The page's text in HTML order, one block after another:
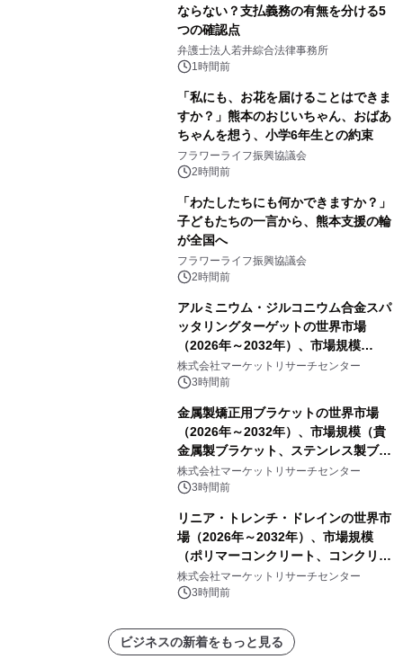
ならない？支払義務の有無を分ける5
つの確認点
弁護士法人若井綜合法律事務所
1時間前
「私にも、お花を届けることはできま
すか？」熊本のおじいちゃん、おばあ
ちゃんを想う、小学6年生との約束
フラワーライフ振興協議会
2時間前
「わたしたちにも何かできますか？」
子どもたちの一言から、熊本支援の輪
が全国へ
フラワーライフ振興協議会
2時間前
アルミニウム・ジルコニウム合金スパ
ッタリングターゲットの世界市場
（2026年～2032年）、市場規模
（0.995、0.999、その他）・分析レポ
ートを発表
株式会社マーケットリサーチセンター
3時間前
金属製矯正用ブラケットの世界市場
（2026年～2032年）、市場規模（貴
金属製ブラケット、ステンレス製ブラ
ケット、純チタン製ブラケット）・分
析レポートを発表
株式会社マーケットリサーチセンター
3時間前
リニア・トレンチ・ドレインの世界市
場（2026年～2032年）、市場規模
（ポリマーコンクリート、コンクリー
ト、プラスチック、金属）・分析レポ
ートを発表
株式会社マーケットリサーチセンター
3時間前
ビジネスの新着をもっと見る